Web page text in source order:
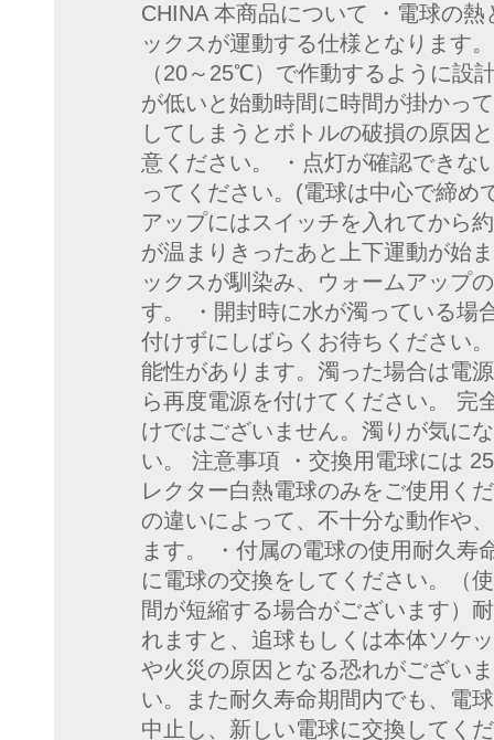
CHINA 本商品について ・電球の
ックスが運動する仕様となります
（20～25℃）で作動するように設
が低いと始動時間に時間が掛かっ
してしまうとボトルの破損の原因
意ください。 ・点灯が確認できな
ってください。(電球は中心で締め
アップにはスイッチを入れてから
が温まりきったあと上下運動が始
ックスが馴染み、ウォームアップ
す。 ・開封時に水が濁っている場
付けずにしばらくお待ちください
能性があります。濁った場合は電
ら再度電源を付けてください。 完
けではございません。濁りが気に
い。 注意事項 ・交換用電球には
レクター白熱電球のみをご使用く
の違いによって、不十分な動作や
ます。 ・付属の電球の使用耐久寿
に電球の交換をしてください。（
間が短縮する場合がございます）
れますと、追球もしくは本体ソケ
や火災の原因となる恐れがござい
い。また耐久寿命期間内でも、電
中止し、新しい電球に交換してく